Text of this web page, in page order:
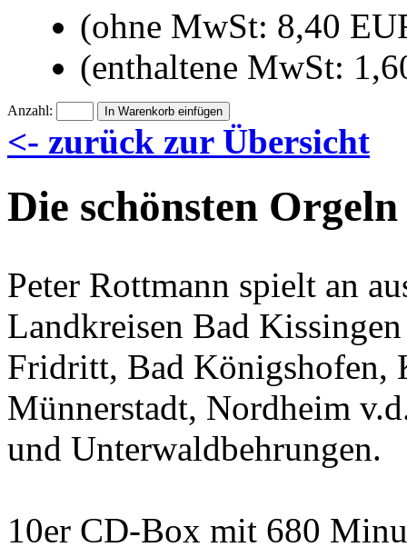
(ohne MwSt: 8,40
(enthaltene MwSt:
Anzahl:
<- zurück zur Übersicht
Die schönsten
Peter Rottmann spielt an
Landkreisen Bad
Fridritt, Bad Königshofen,
Münnerstadt, Nordheim
und Unterwaldbehrungen.
10er CD-Box mit 680